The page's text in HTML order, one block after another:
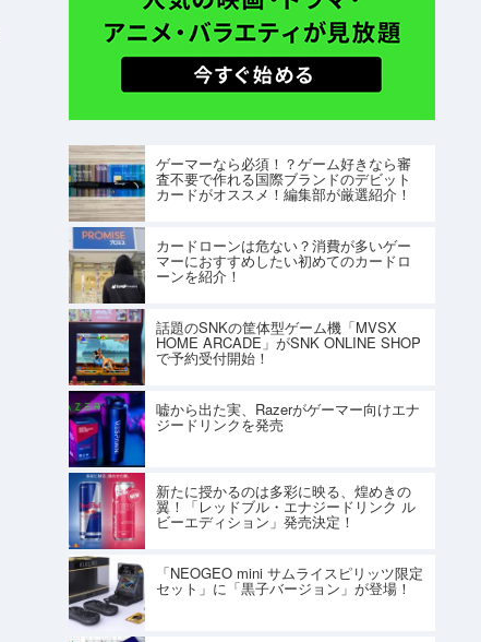
ゲーマーなら必須！？ゲーム好きなら審
査不要で作れる国際ブランドのデビット
カードがオススメ！編集部が厳選紹介！
カードローンは危ない？消費が多いゲー
マーにおすすめしたい初めてのカードロ
ーンを紹介！
話題のSNKの筐体型ゲーム機「MVSX
HOME ARCADE」がSNK ONLINE SHOP
で予約受付開始！
嘘から出た実、Razerがゲーマー向けエナ
ジードリンクを発売
新たに授かるのは多彩に映る、煌めきの
翼！「レッドブル・エナジードリンク ル
ビーエディション」発売決定！
「NEOGEO mini サムライスピリッツ限定
セット」に「黒子バージョン」が登場！